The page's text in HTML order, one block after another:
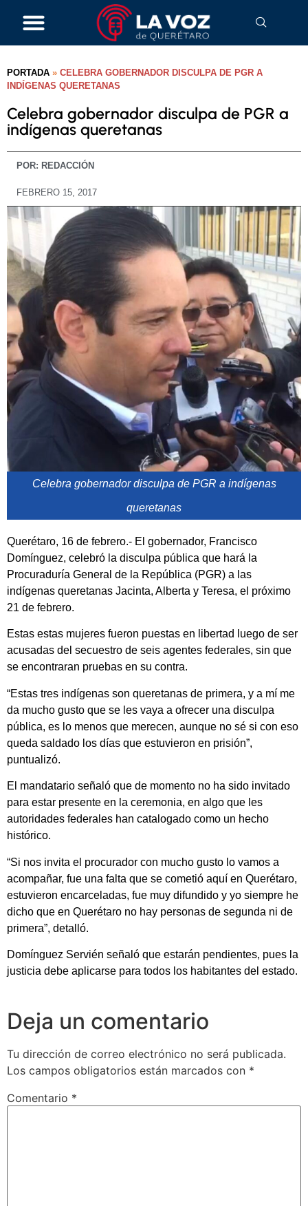
PORTADA » CELEBRA GOBERNADOR DISCULPA DE PGR A
INDÍGENAS QUERETANAS
Celebra gobernador disculpa de PGR a
indígenas queretanas
POR: REDACCIÓN
FEBRERO 15, 2017
Celebra gobernador disculpa de PGR a indígenas
queretanas
Querétaro, 16 de febrero.- El gobernador, Francisco
Domínguez, celebró la disculpa pública que hará la
Procuraduría General de la República (PGR) a las
indígenas queretanas Jacinta, Alberta y Teresa, el próximo
21 de febrero.
Estas estas mujeres fueron puestas en libertad luego de ser
acusadas del secuestro de seis agentes federales, sin que
se encontraran pruebas en su contra.
“Estas tres indígenas son queretanas de primera, y a mí me
da mucho gusto que se les vaya a ofrecer una disculpa
pública, es lo menos que merecen, aunque no sé si con eso
queda saldado los días que estuvieron en prisión”,
puntualizó.
El mandatario señaló que de momento no ha sido invitado
para estar presente en la ceremonia, en algo que les
autoridades federales han catalogado como un hecho
histórico.
“Si nos invita el procurador con mucho gusto lo vamos a
acompañar, fue una falta que se cometió aquí en Querétaro,
estuvieron encarceladas, fue muy difundido y yo siempre he
dicho que en Querétaro no hay personas de segunda ni de
primera”, detalló.
Domínguez Servién señaló que estarán pendientes, pues la
justicia debe aplicarse para todos los habitantes del estado.
Deja un comentario
Tu dirección de correo electrónico no será publicada.
Los campos obligatorios están marcados con *
Comentario *